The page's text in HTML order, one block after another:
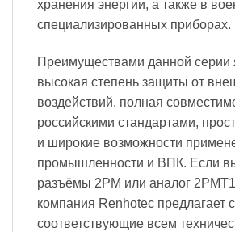
хранения энергии, а также в
специализированных приборах.
Преимуществами данной серии
высокая степень защиты от
воздействий, полная
российскими стандартами,
и широкие возможности
промышленности и ВПК. Если
разъёмы 2PM или аналог
компания Renhotec предлагает
соответствующие всем